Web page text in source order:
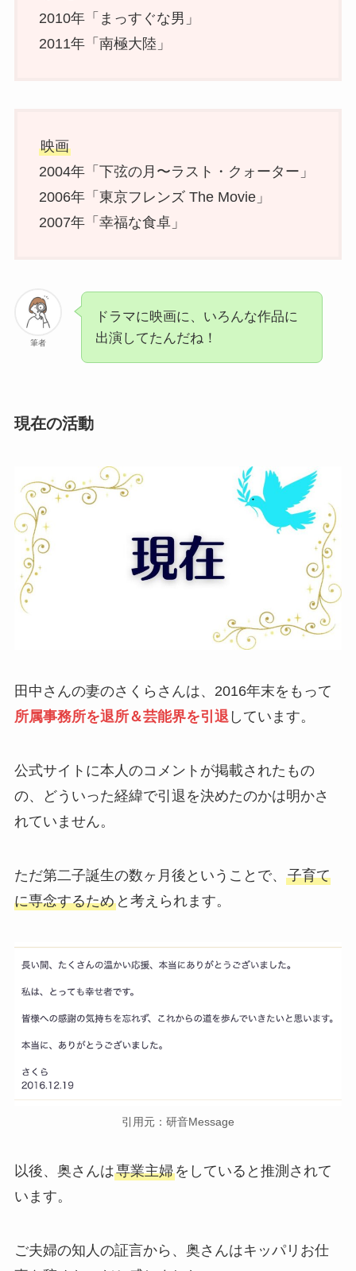
2010年「まっすぐな男」
2011年「南極大陸」
映画
2004年「下弦の月〜ラスト・クォーター」
2006年「東京フレンズ The Movie」
2007年「幸福な食卓」
筆者
ドラマに映画に、いろんな作品に
出演してたんだね！
現在の活動
田中さんの妻のさくらさんは、2016年末をもって
所属事務所を退所＆芸能界を引退しています。
公式サイトに本人のコメントが掲載されたもの
の、どういった経緯で引退を決めたのかは明かさ
れていません。
ただ第二子誕生の数ヶ月後ということで、 子育て
に専念するためと考えられます。
引用元：研音Message
以後、奥さんは専業主婦をしていると推測されて
います。
ご夫婦の知人の証言から、奥さんはキッパリお仕